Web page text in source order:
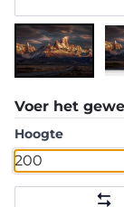
Voer het
Hoogte